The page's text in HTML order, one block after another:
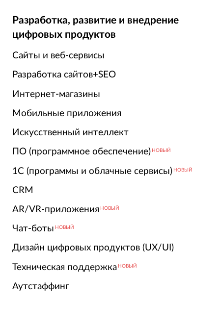
Разработка, развитие и внедрение
цифровых продуктов
Сайты и веб-сервисы
Разработка сайтов+SEO
Интернет-магазины
Мобильные приложения
Искусственный интеллект
ПО (программное обеспечение) НОВЫЙ
1С (программы и облачные сервисы) НОВЫЙ
CRM
AR/VR-приложения НОВЫЙ
Чат-боты НОВЫЙ
Дизайн цифровых продуктов (UX/UI)
Техническая поддержка НОВЫЙ
Аутстаффинг